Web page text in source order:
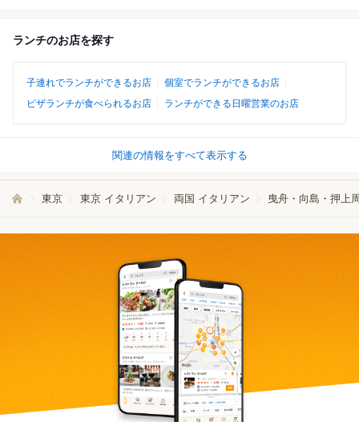
ランチのお店を探す
子連れでランチができるお店
個室でランチができるお店
ピザランチが食べられるお店
ランチができる日曜営業のお店
関連の情報をすべて表示する
東京 東京 イタリアン 両国 イタリアン 曳舟・向島・押上